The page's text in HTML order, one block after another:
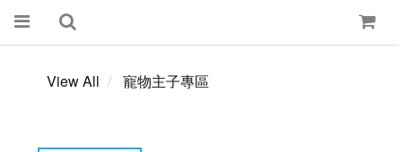
View All 寵物主子專區